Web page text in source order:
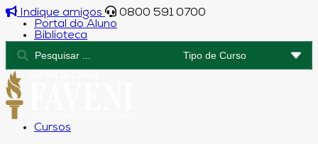
Indique amigos
0800 591 0700
Portal do Aluno
Biblioteca
Cursos